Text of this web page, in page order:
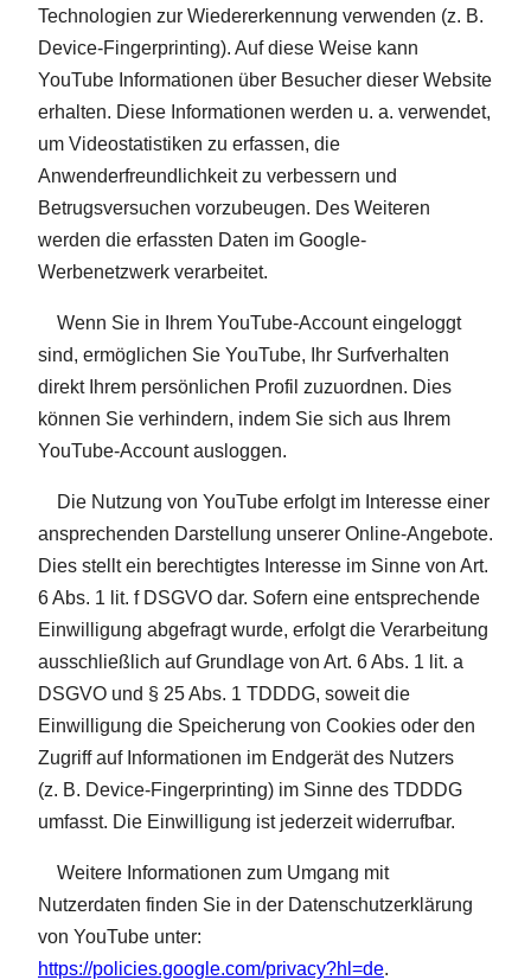
Technologien zur Wiedererkennung verwenden (z. B.
Device-Fingerprinting). Auf diese Weise kann
YouTube Informationen über Besucher dieser Website
erhalten. Diese Informationen werden u. a. verwendet,
um Videostatistiken zu erfassen, die
Anwenderfreundlichkeit zu verbessern und
Betrugsversuchen vorzubeugen. Des Weiteren
werden die erfassten Daten im Google-
Werbenetzwerk verarbeitet.
Wenn Sie in Ihrem YouTube-Account eingeloggt
sind, ermöglichen Sie YouTube, Ihr Surfverhalten
direkt Ihrem persönlichen Profil zuzuordnen. Dies
können Sie verhindern, indem Sie sich aus Ihrem
YouTube-Account ausloggen.
Die Nutzung von YouTube erfolgt im Interesse einer
ansprechenden Darstellung unserer Online-Angebote.
Dies stellt ein berechtigtes Interesse im Sinne von Art.
6 Abs. 1 lit. f DSGVO dar. Sofern eine entsprechende
Einwilligung abgefragt wurde, erfolgt die Verarbeitung
ausschließlich auf Grundlage von Art. 6 Abs. 1 lit. a
DSGVO und § 25 Abs. 1 TDDDG, soweit die
Einwilligung die Speicherung von Cookies oder den
Zugriff auf Informationen im Endgerät des Nutzers
(z. B. Device-Fingerprinting) im Sinne des TDDDG
umfasst. Die Einwilligung ist jederzeit widerrufbar.
Weitere Informationen zum Umgang mit
Nutzerdaten finden Sie in der Datenschutzerklärung
von YouTube unter:
https://policies.google.com/privacy?hl=de.